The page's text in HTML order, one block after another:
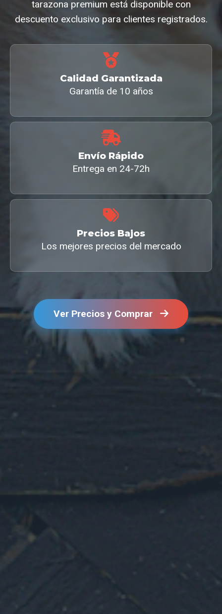
tarazona premium está disponible con
descuento exclusivo para clientes registrados.
Calidad Garantizada
Garantía de 10 años
Envío Rápido
Entrega en 24-72h
Precios Bajos
Los mejores precios del mercado
Ver Precios y Comprar